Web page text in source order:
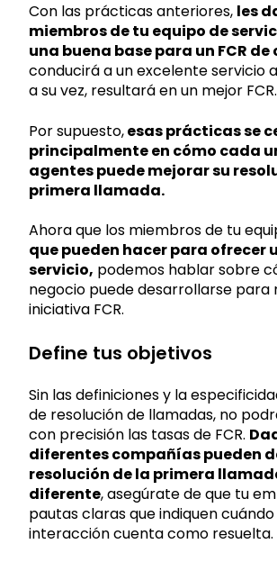
Con las prácticas anteriores, les
miembros de tu equipo de
una buena base para un FCR
conducirá a un excelente servicio
a su vez, resultará en un mejor FCR.
Por supuesto,esas prácticas se
principalmente en cómo cada
agentes puede mejorar su
primera llamada.
Ahora que los miembros de tu
que pueden hacer para ofrecer
servicio, podemos hablar sobre
negocio puede desarrollarse para
iniciativa FCR.
Define tus objetivos
Sin las definiciones y la
de resolución de llamadas, no
con precisión las tasas de FCR.
diferentes compañías pueden
resolución de la primera
diferente, asegúrate de que tu
pautas claras que indiquen
interacción cuenta como resuelta.